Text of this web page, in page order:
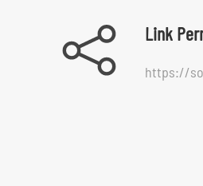
Link
https://